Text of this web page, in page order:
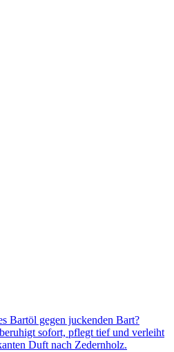
Bartöl gegen juckenden Bart?
sofort, pflegt tief und verleiht
Duft nach Zedernholz.